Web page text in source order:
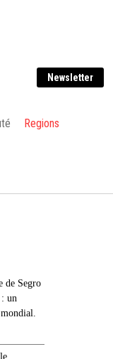
Newsletter
Regions
de Segro
un